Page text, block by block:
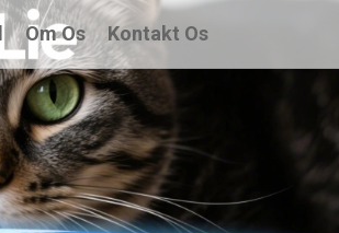
Om Os Kontakt Os